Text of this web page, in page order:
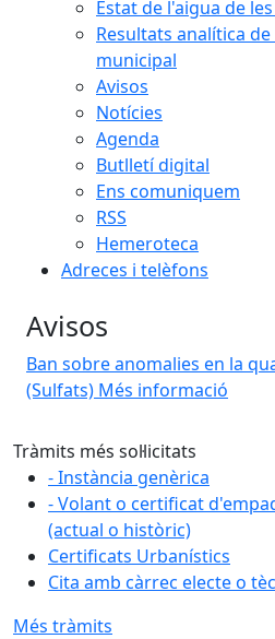
Estat de l'aigua de
Resultats analítica
municipal
Avisos
Notícies
Agenda
Butlletí digital
Ens comuniquem
RSS
Hemeroteca
Adreces i telèfons
Avisos
Ban sobre anomalies en la
(Sulfats) Més informació
Tràmits més sol·licitats
- Instància genèrica
- Volant o certificat
(actual o històric)
Certificats Urbanístics
Cita amb càrrec electe o
Més tràmits